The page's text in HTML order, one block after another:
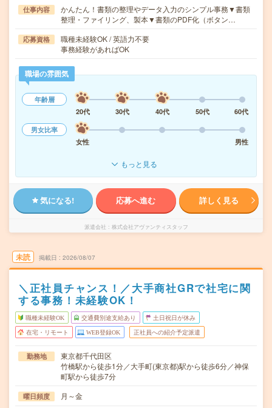
仕事内容
かんたん！書類の整理やデータ入力のシンプル事務▼書類
整理・ファイリング、製本▼書類のPDF化（ボタン…
応募資格
職種未経験OK / 英語力不要
事務経験があればOK
職場の雰囲気
年齢層
20代
30代 40代 50代
60代
男女比率
女性
男性
もっと見る
気になる! 応募へ進む 詳しく見る
派遣会社 株式会社アヴァンティスタッフ
未読 掲載日 2026/08/07
＼正社員チャンス！／大手商社GRで社宅に関
する事務！未経験OK！
職種未経験OK 交通費別途支給あり 土日祝日が休み
在宅・リモート WEB登録OK 正社員への紹介予定派遣
勤務地
東京都千代田区
竹橋駅から徒歩1分／大手町(東京都)駅から徒歩6分／神保
町駅から徒歩7分
曜日頻度 月～金